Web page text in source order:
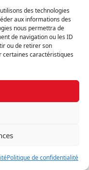
des technologies
aux informations des
nous permettra de
de navigation ou les ID
ou de retirer son
certaines caractéristiques
Politique de confidentialité
0h/6h-8h en cas
régulation.
visite à domicile
(article 14.2